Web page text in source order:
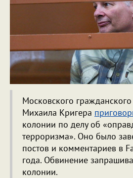
Московского гражданского
Михаила Кригера
колонии по делу об
терроризма». Оно было
постов и комментариев в
года. Обвинение
колонии.